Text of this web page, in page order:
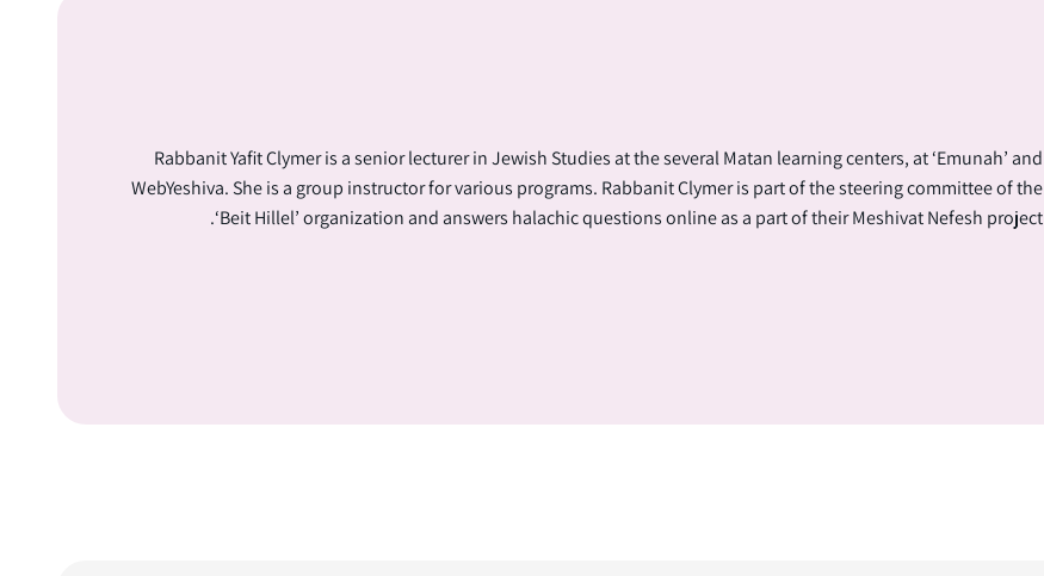
Rabbanit Yafit Clymer is a senior lecturer in Jewish Studies at the several Matan learning centers, at ‘Emunah’ and
WebYeshiva. She is a group instructor for various programs. Rabbanit Clymer is part of the steering committee of the
‘Beit Hillel’ organization and answers halachic questions online as a part of their Meshivat Nefesh project.